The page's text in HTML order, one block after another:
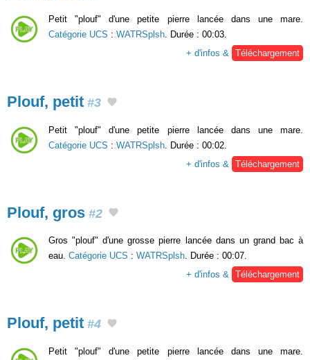
Petit "plouf" d'une petite pierre lancée dans une mare.
Catégorie UCS : WATRSplsh . Durée : 00:03.
+ d'infos &
Téléchargement
Plouf, petit #3
Petit "plouf" d'une petite pierre lancée dans une mare.
Catégorie UCS : WATRSplsh . Durée : 00:02.
+ d'infos &
Téléchargement
Plouf, gros #2
Gros "plouf" d'une grosse pierre lancée dans un grand bac à
eau. Catégorie UCS : WATRSplsh. Durée : 00:07.
+ d'infos & Téléchargement
Plouf, petit #4
Petit "plouf" d'une petite pierre lancée dans une mare.